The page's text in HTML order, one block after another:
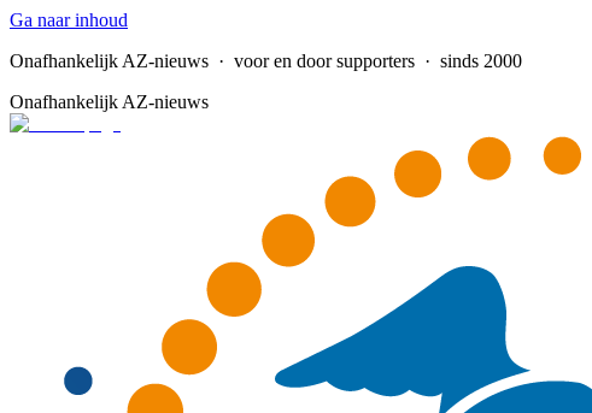
Ga naar inhoud
Onafhankelijk AZ-nieuws · voor en door supporters · sinds 2000
Onafhankelijk AZ-nieuws